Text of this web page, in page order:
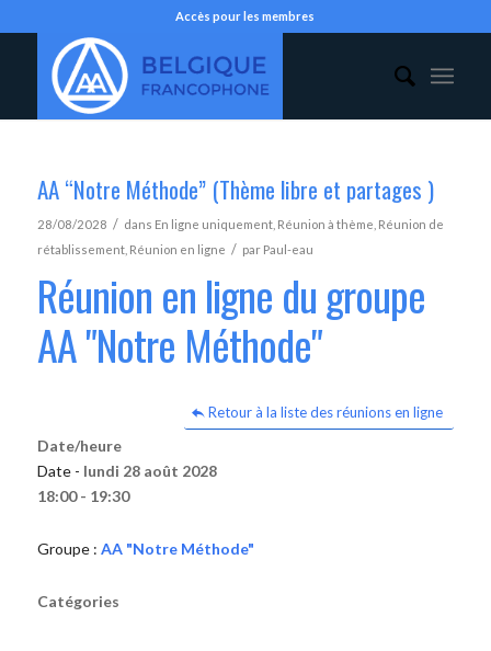
Accès pour les membres
AA “Notre Méthode” (Thème libre et partages )
28/08/2028 / dans En ligne uniquement, Réunion à thème Réunion de
rétablissement, Réunion en ligne / par Paul-eau
Réunion en ligne du groupe
AA "Notre Méthode"
Retour à la liste des réunions en ligne
Date/heure
Date - lundi 28 août 2028
18:00 - 19:30
Groupe : AA "Notre Méthode"
Catégories